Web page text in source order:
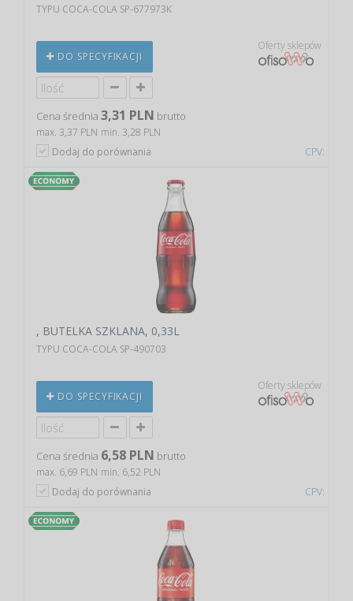
CPV:
TYPU COCA-COLA SP-677973K
DO SPECYFIKACJI
Oferty sklepów
Cena średnia 3,31 PLN brutto
max. 3,37 PLN min. 3,28 PLN
Dodaj do porównania
CPV:
, BUTELKA SZKLANA, 0,33L
TYPU COCA-COLA SP-490703
DO SPECYFIKACJI
Oferty sklepów
Cena średnia 6,58 PLN brutto
max. 6,69 PLN min. 6,52 PLN
Dodaj do porównania